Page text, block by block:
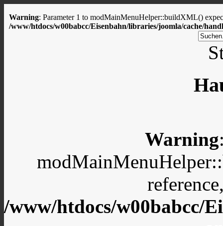
Warning: Parameter 1 to modMainMenuHelper::buildXML()
/www/htdocs/w00babcc/Eisenbahn/libraries/joomla/cache/
Warning
/www/htdocs/w00babcc/